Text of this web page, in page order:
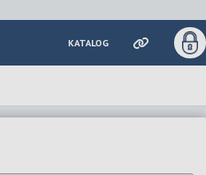
KATALOG